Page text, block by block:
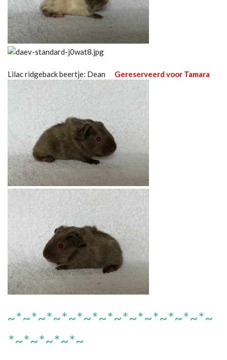
Lilac ridgeback beertje: Dean Gereserveerd voor Tamara
~*~*~*~*~*~*~*~*~*~*~*~*~*~
*~*~*~*~*~